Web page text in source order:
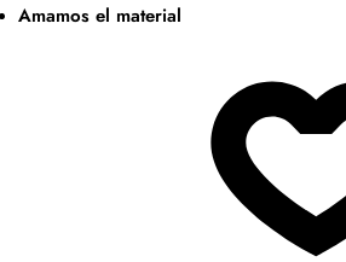
Amamos el material